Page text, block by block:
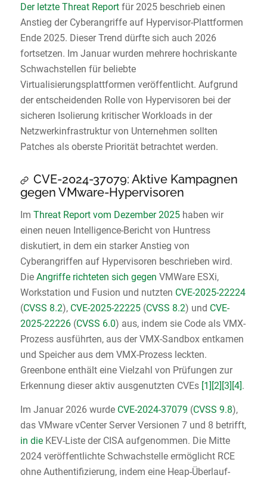
Der letzte Threat Reportfür 2025 beschrieb einen
Anstieg der Cyberangriffe auf Hypervisor-Plattformen
Ende 2025. Dieser Trend dürfte sich auch 2026
fortsetzen. Im Januar wurden mehrere hochriskante
Schwachstellen für beliebte
Virtualisierungsplattformen veröffentlicht. Aufgrund
der entscheidenden Rolle von Hypervisoren bei der
sicheren Isolierung kritischer Workloads in der
Netzwerkinfrastruktur von Unternehmen sollten
Patches als oberste Priorität betrachtet werden.
CVE-2024-37079: Aktive Kampagnen
gegen VMware-Hypervisoren
Im Threat Report vom Dezember 2025haben wir
einen neuen Intelligence-Bericht von Huntress
diskutiert, in dem ein starker Anstieg von
Cyberangriffen auf Hypervisoren beschrieben wird.
Die Angriffe richteten sich gegen VMWare ESXi,
Workstation und Fusion und nutzten CVE-2025-22224
(CVSS 8.2), CVE-2025-22225(CVSS 8.2) und CVE-
2025-22226(CVSS 6.0) aus, indem sie Code als VMX-
Prozess ausführten, aus der VMX-Sandbox entkamen
und Speicher aus dem VMX-Prozess leckten.
Greenbone enthält eine Vielzahl von Prüfungen zur
Erkennung dieser aktiv ausgenutzten CVEs [1] [2] [3] [4].
Im Januar 2026 wurde CVE-2024-37079 (CVSS 9.8),
das VMware vCenter Server Versionen 7 und 8 betrifft,
in dieKEV-Liste der CISA aufgenommen. Die Mitte
2024 veröffentlichte Schwachstelle ermöglicht RCE
ohne Authentifizierung, indem eine Heap-Überlauf-